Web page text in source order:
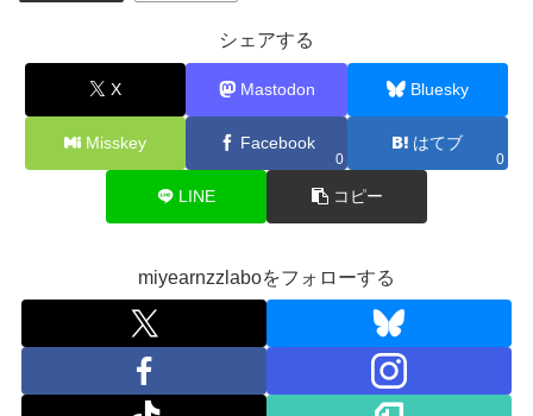
シェアする
X Mastodon Bluesky
Misskey Facebook
0
はてブ
0
LINE コピー
miyearnzzlaboをフォローする